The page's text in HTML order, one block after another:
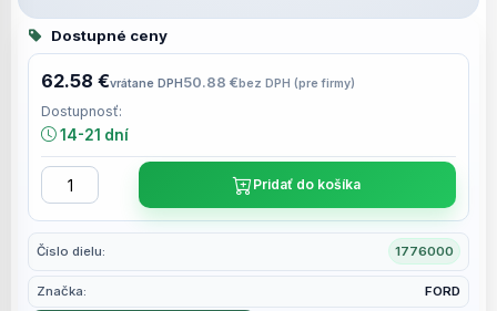
Číslo dielu: 1776000
Značka: FORD
Dostupné ceny
62.58 €vrátane DPH50.88 €bez DPH (pre firmy)
Dostupnosť:
14-21 dní
Pridať do košíka